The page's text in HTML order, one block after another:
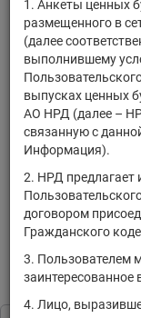
1. Анкеты ценных
размещенного в
(далее
выполнившему
выпусках ценных
АО НРД (далее –
связанную с
Информация).
2. НРД предлагает
договором
Гражданского
3. Пользователем
4. Лицо,
По Вашему запросу
параметры поиска.
ознакомительных